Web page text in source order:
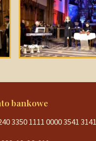
bankowe
3350 1111 0000 3541 3141